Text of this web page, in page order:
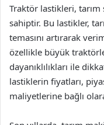
Traktör lastikleri,
sahiptir. Bu lastikler,
temasını artırarak
özellikle büyük
dayanıklılıkları ile
lastiklerin fiyatları,
maliyetlerine bağlı